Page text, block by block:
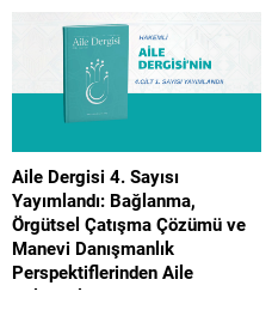
öncülüğünde gerçekleşen ve
İstanbul Aile Vakfı Başkanı Üner
Karabıyık’ın da katılım gösterdiği
programda Kur’an-ı Kerim tilaveti,
konuşmalar ve hatim duası
yapıldı. Üsküdar’da, Valide-i Cedid
Camisi’nin avlusunda 15 Temmuz
gazileri ile şehit yakınlarına özel...
Aile Dergisi 4. Sayısı
Yayımlandı: Bağlanma,
Örgütsel Çatışma Çözümü ve
Manevi Danışmanlık
Perspektiflerinden Aile
Çalışmaları